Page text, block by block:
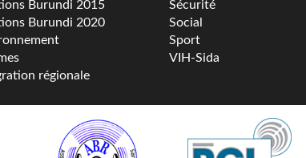
Burundi 2015
Burundi 2020
régionale
Sécurité
Social
Sport
VIH-Sida